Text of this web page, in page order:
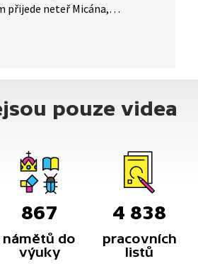
přijede neteř Micána,
BIO? Může to mít každá
pouze videa
867
námětů do
výuky
4 838
pracovních
listů